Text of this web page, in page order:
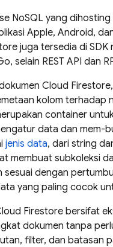
NoSQL yang
Apple, Android,
juga tersedia di SDK
selain REST API dan
Cloud Firestore
kolom terhadap
container
data dan mem-
jenis data, dari string
membuat subkoleksi
sesuai dengan
yang paling cocok
Firestorebersifat
dokumen tanpa
filter, dan batasan